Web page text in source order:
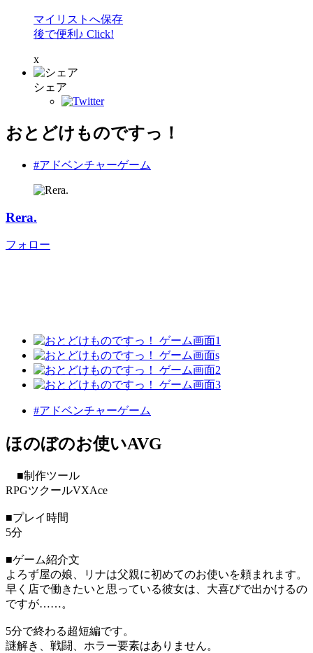
マイリストへ保存
後で便利♪ Click!
x
シェア
おとどけものですっ！
#アドベンチャーゲーム
Rera.
フォロー
#アドベンチャーゲーム
ほのぼのお使いAVG
■制作ツール
RPGツクールVXAce
■プレイ時間
5分
■ゲーム紹介文
よろず屋の娘、リナは父親に初めてのお使いを頼まれます。
早く店で働きたいと思っている彼女は、大喜びで出かけるの
ですが……。
5分で終わる超短編です。
謎解き、戦闘、ホラー要素はありません。